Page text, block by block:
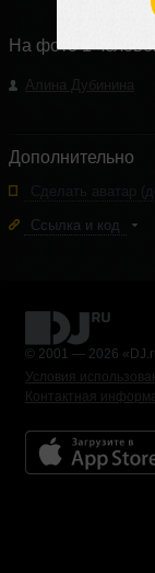
На фото 1
Дополнительно
Ссылка и код
© 2001 — 2026
Условия
Контактная